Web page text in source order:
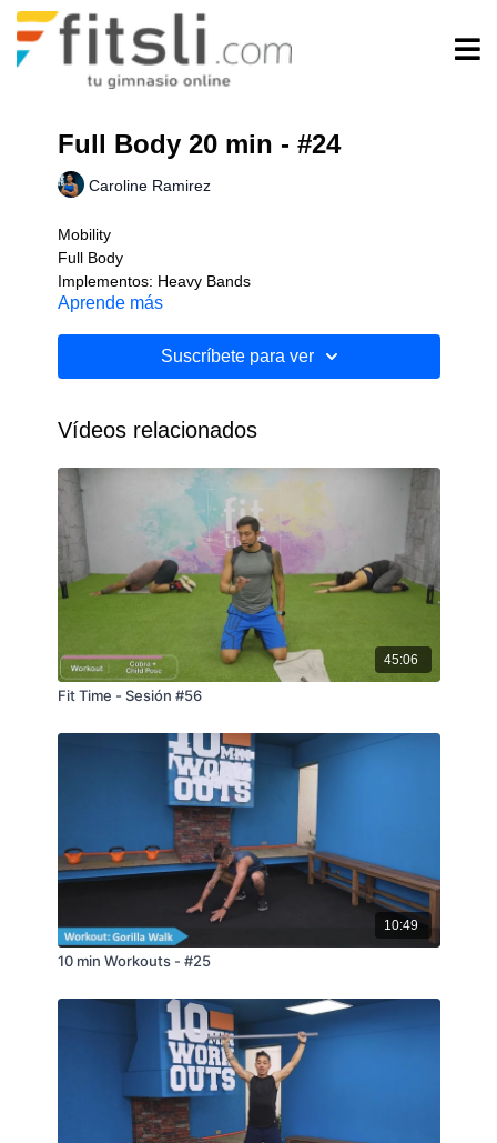
Full Body 20 min - #24
Caroline Ramirez
Mobility
Full Body
Implementos: Heavy Bands
Nivel: Inicial
Aprende más
Suscríbete para ver
Vídeos relacionados
45:06
Fit Time - Sesión #56
10:49
10 min Workouts - #25